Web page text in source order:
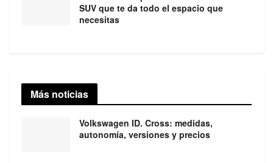
SUV que te da todo el espacio que
necesitas
Más noticias
Volkswagen ID. Cross: medidas,
autonomía, versiones y precios